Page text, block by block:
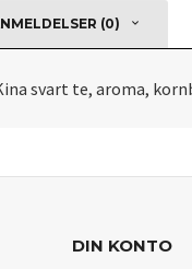
(0)
svart te, aroma,
DIN KONTO